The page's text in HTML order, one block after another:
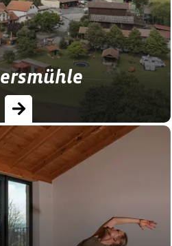
Startschuss…
Wiese steht ein
Wohnkonzept, das die
höher
Das erste